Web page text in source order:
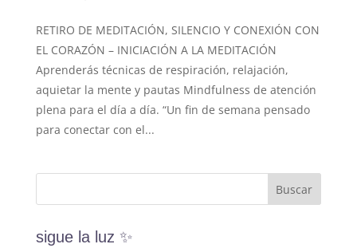
RETIRO DE MEDITACIÓN, SILENCIO Y CONEXIÓN CON
EL CORAZÓN – INICIACIÓN A LA MEDITACIÓN
Aprenderás técnicas de respiración, relajación,
aquietar la mente y pautas Mindfulness de atención
plena para el día a día. “Un fin de semana pensado
para conectar con el...
sigue la luz ✨